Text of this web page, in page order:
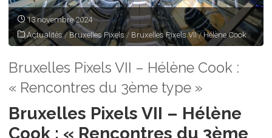
13 novembre 2024
Actualités/ Bruxelles Pixels/ Bruxelles Pixels VII/ Hélène Cook
Bruxelles Pixels VII – Hélène Cook :
« Rencontres du 3ème type »
Bruxelles Pixels VII – Hélène
Cook : « Rencontres du 3ème